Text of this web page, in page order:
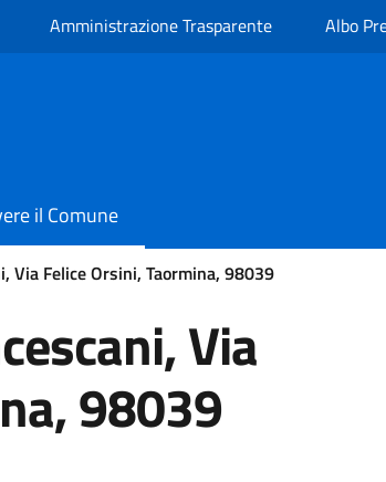
Amministrazione Trasparente Albo
il Comune
Via Felice Orsini, Taormina, 98039
Via
98039